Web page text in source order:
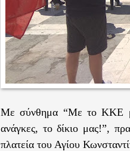
Με σύνθημα “Με το ΚΚΕ
ανάγκες, το δίκιο μας!”,
πλατεία του Αγίου